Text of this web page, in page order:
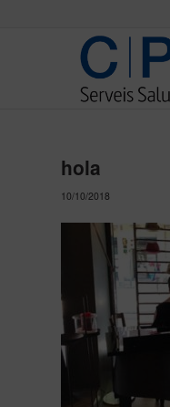
hola
10/10/2018